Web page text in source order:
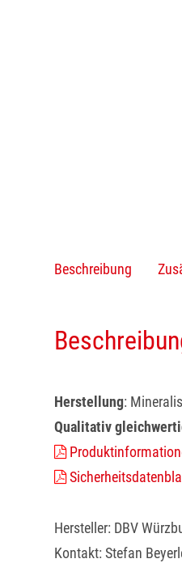
Beschreibung
Herstellung:
Qualitativ
Hersteller: DBV
Kontakt: Stefan